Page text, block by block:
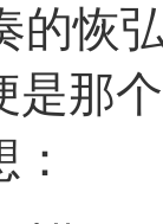
的恢
是那